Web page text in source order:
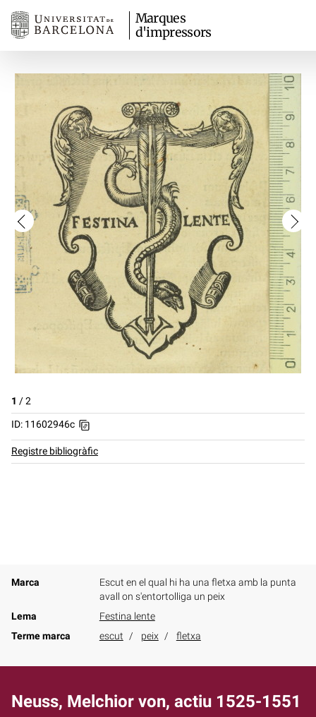
Marques
d'impressors
1 /2
ID: 11602946c
Registre bibliogràfic
Marca
Escut en el qual hi ha una fletxa amb la punta
avall on s'entortolliga un peix
Lema
Festina lente
Terme marca
escut peix fletxa
Neuss, Melchior von, actiu 1525-1551